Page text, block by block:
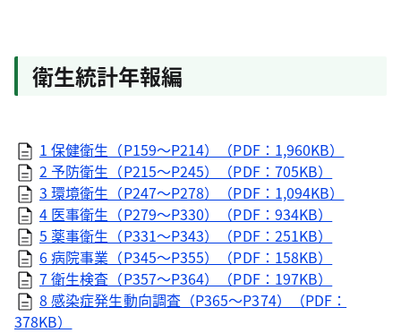
衛生統計年報編
1 保健衛生（P159～P214）（PDF：1,960KB）
2 予防衛生（P215～P245）（PDF：705KB）
3 環境衛生（P247～P278）（PDF：1,094KB）
4 医事衛生（P279～P330）（PDF：934KB）
5 薬事衛生（P331～P343）（PDF：251KB）
6 病院事業（P345～P355）（PDF：158KB）
7 衛生検査（P357～P364）（PDF：197KB）
8 感染症発生動向調査（P365～P374）（PDF：
378KB）